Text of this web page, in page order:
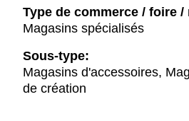
Type de commerce / foire /
Magasins spécialisés
Sous-type:
Magasins d'accessoires,
de création